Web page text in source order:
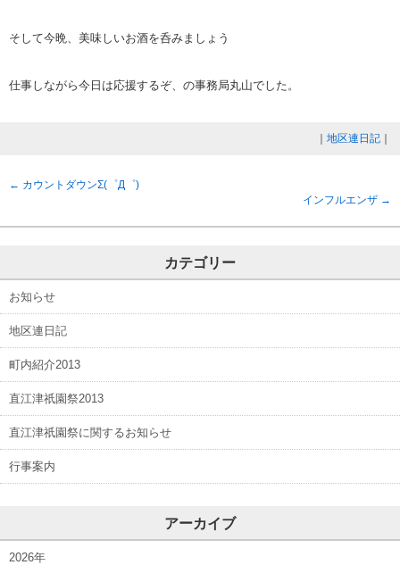
そして今晩、美味しいお酒を呑みましょう
仕事しながら今日は応援するぞ、の事務局丸山でした。
地区連日記
← カウントダウンΣ(゜Д゜)
インフルエンザ →
カテゴリー
お知らせ
地区連日記
町内紹介2013
直江津祇園祭2013
直江津祇園祭に関するお知らせ
行事案内
アーカイブ
2026年